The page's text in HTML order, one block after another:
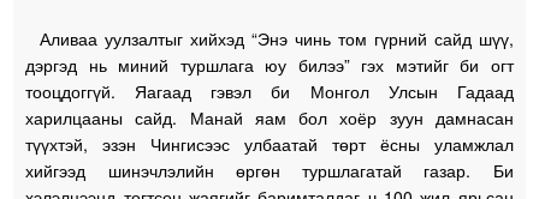
Аливаа уулзалтыг хийхэд “Энэ чинь том гүрний сайд шүү,
дэргэд нь миний туршлага юу билээ” гэх мэтийг би огт
тооцдоггүй. Яагаад гэвэл би Монгол Улсын Гадаад
харилцааны сайд. Манай яам бол хоёр зуун дамнасан
түүхтэй, эзэн Чингисээс улбаатай төрт ёсны уламжлал
хийгээд шинэчлэлийн өргөн туршлагатай газар. Би